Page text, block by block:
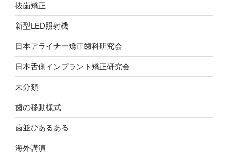
抜歯矯正
新型LED照射機
日本アライナー矯正歯科研究会
日本舌側インプラント矯正研究会
未分類
歯の移動様式
歯並びあるある
海外講演